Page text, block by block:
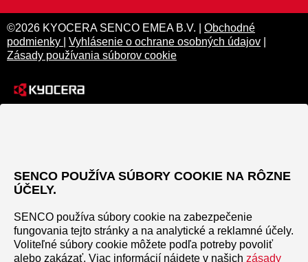
©2026 KYOCERA SENCO EMEA B.V. | Obchodné
podmienky
Vyhlásenie o ochrane osobných údajov
Zásady používania súborov cookie
SENCO POUŽÍVA SÚBORY COOKIE NA RÔZNE
ÚČELY.
SENCO používa súbory cookie na zabezpečenie
fungovania tejto stránky a na analytické a reklamné účely.
Voliteľné súbory cookie môžete podľa potreby povoliť
alebo zakázať. Viac informácií nájdete v našich zásady